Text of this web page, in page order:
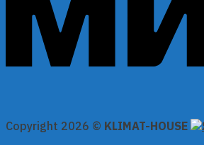
Copyright 2026 © KLIMAT-HOUSE